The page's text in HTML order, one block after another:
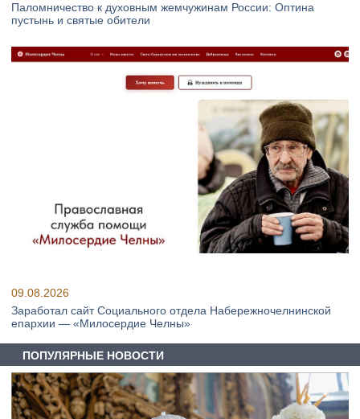
Паломничество к духовным жемчужинам России: Оптина
пустынь и святые обители
09.08.2026
Заработал сайт Социального отдела Набережночелнинской
епархии — «Милосердие Челны»
ПОПУЛЯРНЫЕ НОВОСТИ